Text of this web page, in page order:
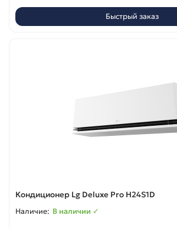
Быстрый заказ
Кондиционер Lg Deluxe Pro H24S1D
В наличии ✓